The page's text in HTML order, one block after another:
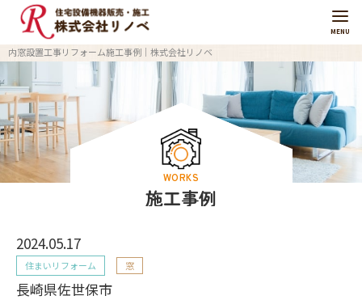
MENU
内窓設置工事リフォーム施工事例｜株式会社リノベ
WORKS
施工事例
2024.05.17
住まいリフォーム 窓
長崎県佐世保市